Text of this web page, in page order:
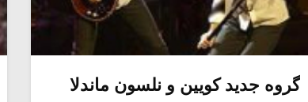
گروه جدید کویین و نلسون ماندلا